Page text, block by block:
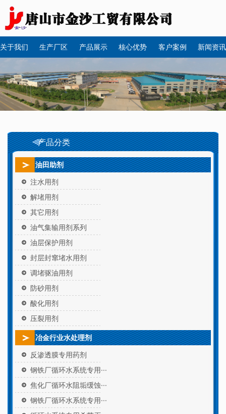
关于我们 生产厂区 产品展示 核心优势 客户案例 新闻资讯
产品分类
油田助剂
注水用剂
解堵用剂
其它用剂
油气集输用剂系列
油层保护用剂
封层封窜堵水用剂
调堵驱油用剂
防砂用剂
酸化用剂
压裂用剂
冶金行业水处理剂
反渗透膜专用药剂
钢铁厂循环水系统专用···
焦化厂循环水阻垢缓蚀···
钢铁厂循环水系统专用···